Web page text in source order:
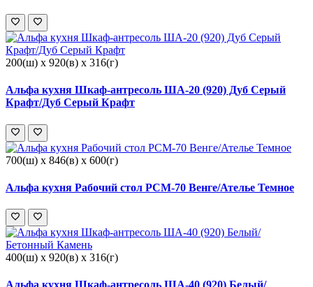
200(ш) x 920(в) x 316(г)
Альфа кухня Шкаф-антресоль ША-20 (920) Дуб Серый
Крафт/Дуб Серый Крафт
700(ш) x 846(в) x 600(г)
Альфа кухня Рабочий стол РСМ-70 Венге/Ателье Темное
400(ш) x 920(в) x 316(г)